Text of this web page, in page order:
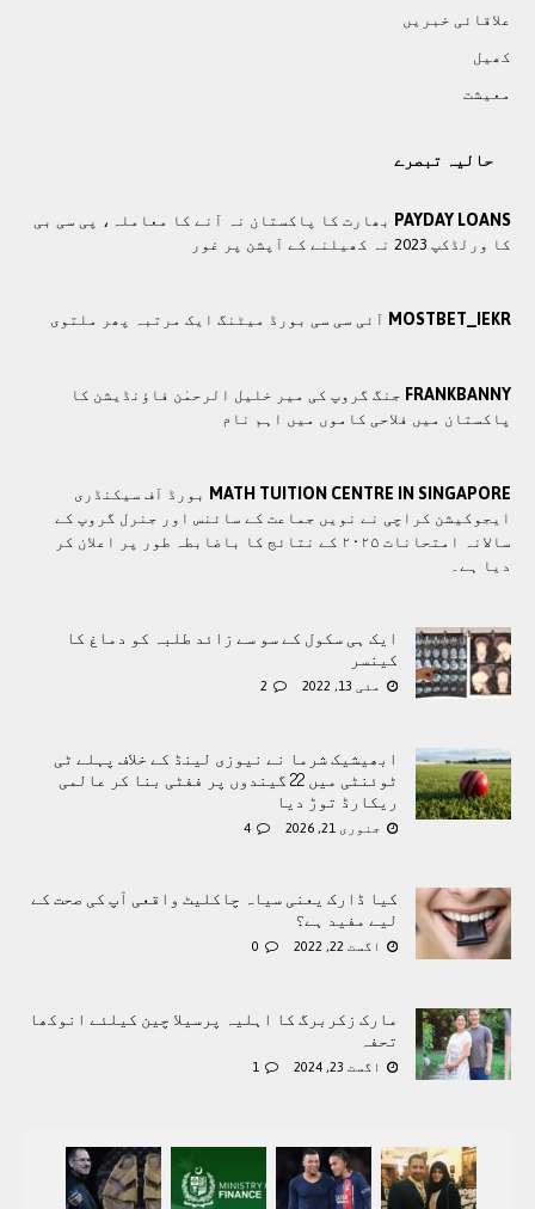
علاقائی خبريں
کھيل
معيشت
حالیہ تبصرے
PAYDAY LOANS بھارت کا پاکستان نہ آنے کا معاملہ، پی سی بی
کا ورلڈکپ 2023 نہ کھیلنے کے آپشن پر غور
MOSTBET_IEKR آئی سی سی بورڈ میٹنگ ایک مرتبہ پھر ملتوی
FRANKBANNY جنگ گروپ کی میر خلیل الرحمٰن فاؤنڈیشن کا
پاکستان میں فلاحی کاموں ميں اہم نام
MATH TUITION CENTRE IN SINGAPORE بورڈ آف سیکنڈری
ایجوکیشن کراچی نے نویں جماعت کے سائنس اور جنرل گروپ کے
سالانہ امتحانات ۲۰۲۵ کے نتائج کا باضابطہ طور پر اعلان کر
دیا ہے۔
ایک ہی سکول کے سو سے زائد طلبہ کو دماغ کا
کینسر
مئی 13, 2022 2
ابھیشیک شرما نے نیوزی لینڈ کے خلاف پہلے ٹی
ٹوئنٹی میں 22 گیندوں پر ففٹی بنا کر عالمی
ریکارڈ توڑ دیا
جنوری 21, 2026 4
کیا ڈارک یعنی سیاہ چاکلیٹ واقعی آپ کی صحت کے
لیے مفید ہے؟
اگست 22, 2022 0
مارک زکربرگ کا اہلیہ پرسیلا چین کیلئے انوکھا
تحفہ
اگست 23, 2024 1